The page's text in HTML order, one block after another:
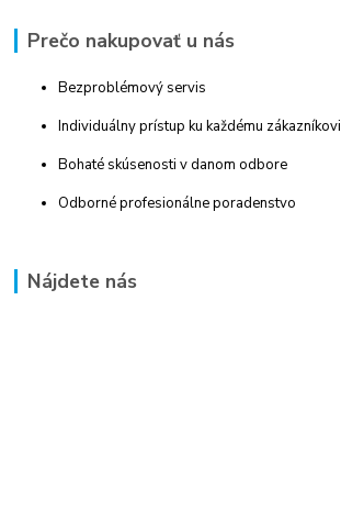
Prečo nakupovať u nás
Bezproblémový servis
Individuálny prístup ku každému zákazníkovi
Bohaté skúsenosti v danom odbore
Odborné profesionálne poradenstvo
Nájdete nás